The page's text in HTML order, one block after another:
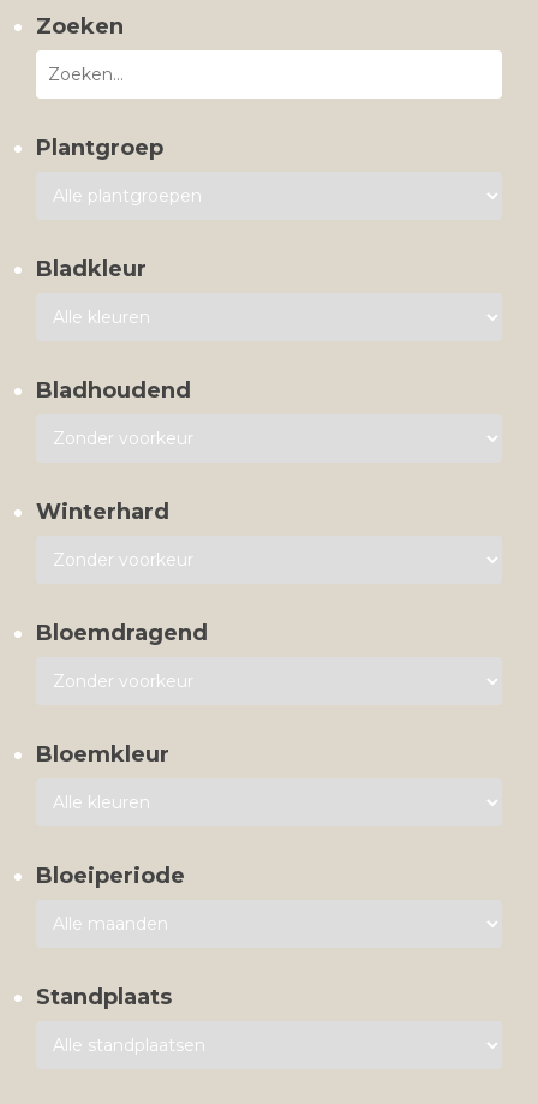
Zoeken
Plantgroep
Bladkleur
Bladhoudend
Winterhard
Bloemdragend
Bloemkleur
Bloeiperiode
Standplaats